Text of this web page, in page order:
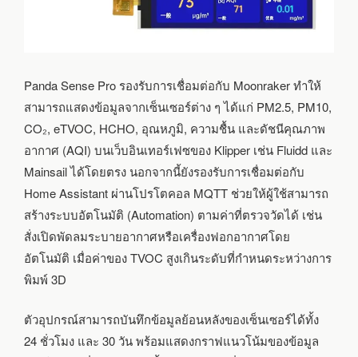
Panda Sense Pro รองรับการเชื่อมต่อกับ Moonraker ทำให้
สามารถแสดงข้อมูลจากเซ็นเซอร์ต่าง ๆ ได้แก่ PM2.5, PM10,
CO₂, eTVOC, HCHO, อุณหภูมิ, ความชื้น และดัชนีคุณภาพ
อากาศ (AQI) บนเว็บอินเทอร์เฟซของ Klipper เช่น Fluidd และ
Mainsail ได้โดยตรง นอกจากนี้ยังรองรับการเชื่อมต่อกับ
Home Assistant ผ่านโปรโตคอล MQTT ช่วยให้ผู้ใช้สามารถ
สร้างระบบอัตโนมัติ (Automation) ตามค่าที่ตรวจวัดได้ เช่น
สั่งเปิดพัดลมระบายอากาศหรือเครื่องฟอกอากาศโดย
อัตโนมัติ เมื่อค่าของ TVOC สูงเกินระดับที่กำหนดระหว่างการ
พิมพ์ 3D
ตัวอุปกรณ์สามารถบันทึกข้อมูลย้อนหลังของเซ็นเซอร์ได้ทั้ง
24 ชั่วโมง และ 30 วัน พร้อมแสดงกราฟแนวโน้มของข้อมูล